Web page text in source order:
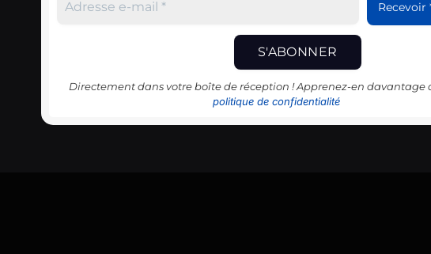
Directement dans votre boîte de réception ! Apprenez-en davantage
politique de confidentialité